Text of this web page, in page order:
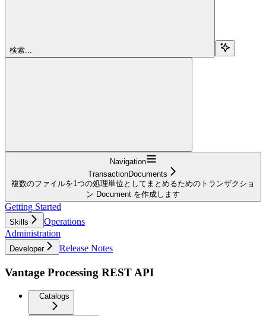
検索...
Navigation
TransactionDocuments
複数のファイルを1つの処理単位としてまとめるためのトランザクショ
ン Document を作成します
Getting Started
Skills
Operations
Administration
Developer Release Notes
Vantage Processing REST API
Catalogs